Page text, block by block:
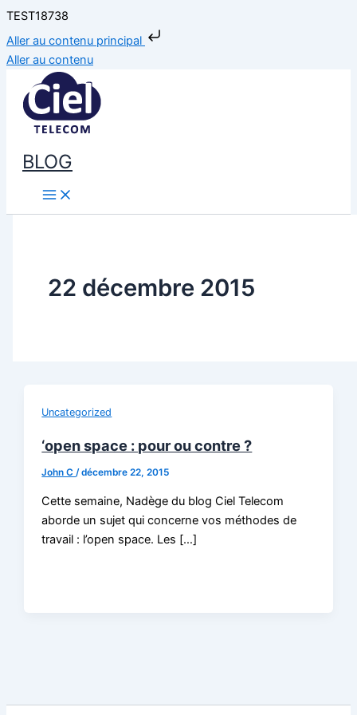
TEST18738
Aller au contenu principal
Aller au contenu
BLOG
22 décembre 2015
Uncategorized
‘open space : pour ou contre ?
John C/décembre 22, 2015
Cette semaine, Nadège du blog Ciel Telecom
aborde un sujet qui concerne vos méthodes de
travail : l’open space. Les […]